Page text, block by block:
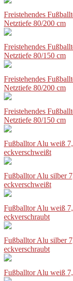
Freistehendes
Netztiefe 80/200 cm
Freistehendes
Netztiefe 80/150 cm
Freistehendes
Netztiefe 80/200 cm
Freistehendes
Netztiefe 80/150 cm
Fußballtor Alu weiß
eckverschweißt
Fußballtor Alu silber
eckverschweißt
Fußballtor Alu weiß
eckverschraubt
Fußballtor Alu silber
eckverschraubt
Fußballtor Alu weiß